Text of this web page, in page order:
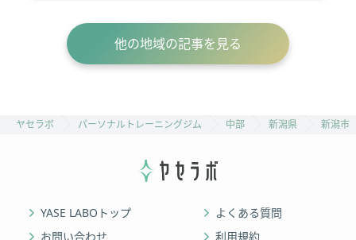
他の地域の記事を見る
ヤセラボ パーソナルトレーニングジム 中部 新潟県 新潟市
YASE LABOトップ
よくある質問
お問い合わせ
利用規約